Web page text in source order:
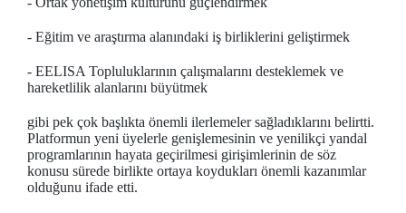
- Eğitim ve araştırma alanındaki iş birliklerini geliştirmek
- EELISA Topluluklarının çalışmalarını desteklemek ve
hareketlilik alanlarını büyütmek
gibi pek çok başlıkta önemli ilerlemeler sağladıklarını belirtti.
Platformun yeni üyelerle genişlemesinin ve yenilikçi yandal
programlarının hayata geçirilmesi girişimlerinin de söz
konusu sürede birlikte ortaya koydukları önemli kazanımlar
olduğunu ifade etti.